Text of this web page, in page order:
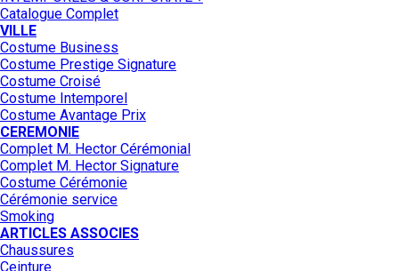
Catalogue Complet
VILLE
Costume Business
Costume Prestige Signature
Costume Croisé
Costume Intemporel
Costume Avantage Prix
CEREMONIE
Complet M. Hector Cérémonial
Complet M. Hector Signature
Costume Cérémonie
Cérémonie service
Smoking
ARTICLES ASSOCIES
Chaussures
Ceinture